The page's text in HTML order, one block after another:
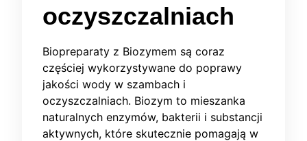
oczyszczalniach
Biopreparaty z Biozymem są coraz
częściej wykorzystywane do poprawy
jakości wody w szambach i
oczyszczalniach. Biozym to mieszanka
naturalnych enzymów, bakterii i substancji
aktywnych, które skutecznie pomagają w